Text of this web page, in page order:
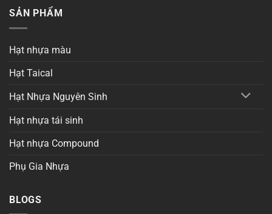
SẢN PHẨM
Hạt nhựa màu
Hạt Taical
Hạt Nhựa Nguyên Sinh
Hạt nhựa tái sinh
Hạt nhựa Compound
Phụ Gia Nhựa
BLOGS